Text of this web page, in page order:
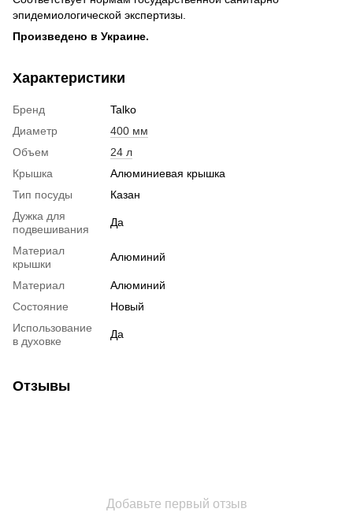
эпидемиологической экспертизы.
Произведено в Украине.
Характеристики
Бренд
Talko
Диаметр
400 мм
Объем
24 л
Крышка
Алюминиевая крышка
Тип посуды
Казан
Дужка для
подвешивания
Да
Материал
крышки
Алюминий
Материал
Алюминий
Состояние
Новый
Использование
в духовке
Да
Отзывы
Добавьте первый отзыв